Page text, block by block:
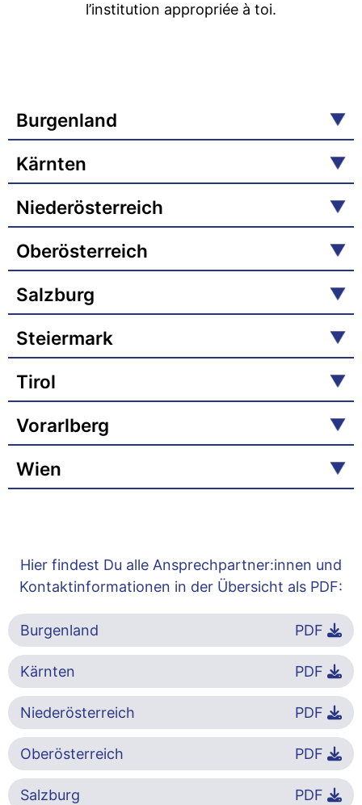
l’institution appropriée à toi.
Burgenland
Kärnten
Niederösterreich
Oberösterreich
Salzburg
Steiermark
Tirol
Vorarlberg
Wien
Hier findest Du alle Ansprechpartner:innen und
Kontaktinformationen in der Übersicht als PDF:
Burgenland PDF
Kärnten PDF
Niederösterreich PDF
Oberösterreich PDF
Salzburg PDF